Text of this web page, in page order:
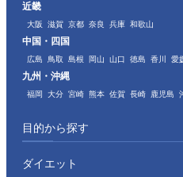
近畿
大阪 滋賀 京都 奈良 兵庫 和歌山
中国・四国
広島 鳥取 島根 岡山 山口 徳島 香川 愛
九州・沖縄
福岡 大分 宮崎 熊本 佐賀 長崎 鹿児島
目的から探す
ダイエット